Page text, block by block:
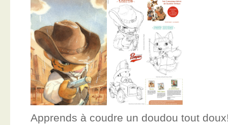
Apprends à coudre un doudou tout